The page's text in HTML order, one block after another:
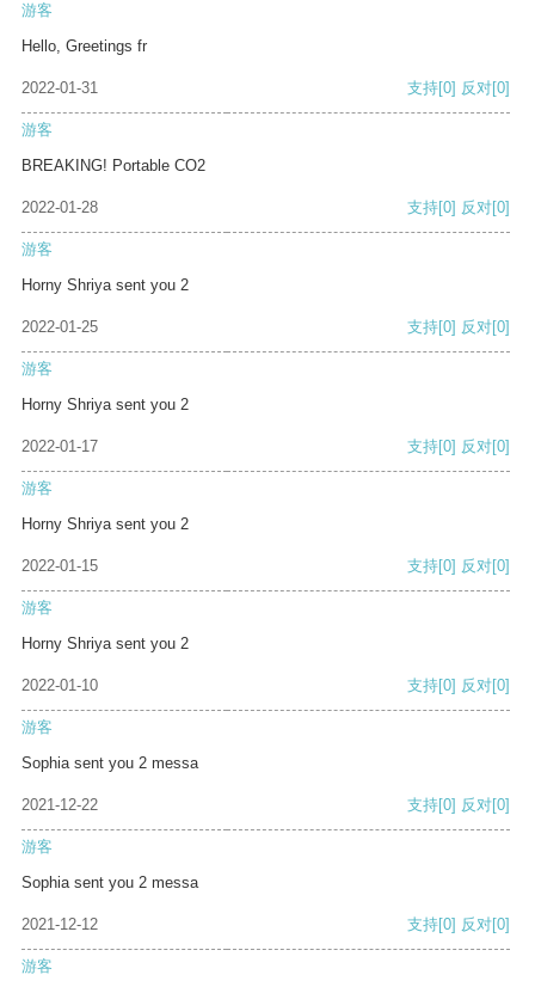
游客
Hello, Greetings fr
2022-01-31 支持[0] 反对[0]
游客
BREAKING! Portable CO2
2022-01-28 支持[0] 反对[0]
游客
Horny Shriya sent you 2
2022-01-25 支持[0] 反对[0]
游客
Horny Shriya sent you 2
2022-01-17 支持[0] 反对[0]
游客
Horny Shriya sent you 2
2022-01-15 支持[0] 反对[0]
游客
Horny Shriya sent you 2
2022-01-10 支持[0] 反对[0]
游客
Sophia sent you 2 messa
2021-12-22 支持[0] 反对[0]
游客
Sophia sent you 2 messa
2021-12-12 支持[0] 反对[0]
游客